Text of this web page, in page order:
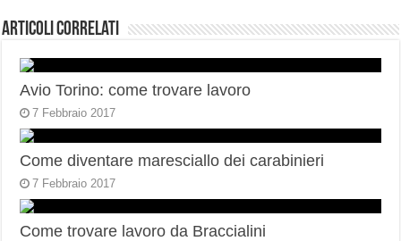
Articoli correlati
Avio Torino: come trovare lavoro
7 Febbraio 2017
Come diventare maresciallo dei carabinieri
7 Febbraio 2017
Come trovare lavoro da Braccialini